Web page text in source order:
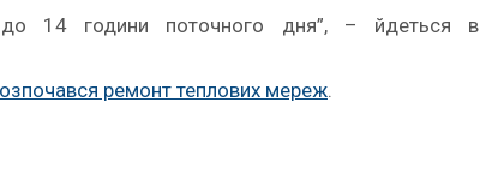
до 14 години поточного дня”, – йдеться в
ремонт теплових мереж.